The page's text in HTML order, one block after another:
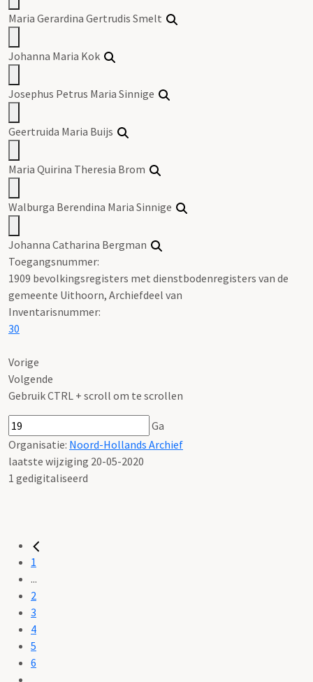
Maria Gerardina Gertrudis Smelt
Johanna Maria Kok
Josephus Petrus Maria Sinnige
Geertruida Maria Buijs
Maria Quirina Theresia Brom
Walburga Berendina Maria Sinnige
Johanna Catharina Bergman
Toegangsnummer:
1909 bevolkingsregisters met dienstbodenregisters van de
gemeente Uithoorn, Archiefdeel van
Inventarisnummer:
30
Vorige
Volgende
Gebruik CTRL + scroll om te scrollen
Ga
Organisatie: Noord-Hollands Archief
laatste wijziging 20-05-2020
1 gedigitaliseerd
1
...
2
3
4
5
6